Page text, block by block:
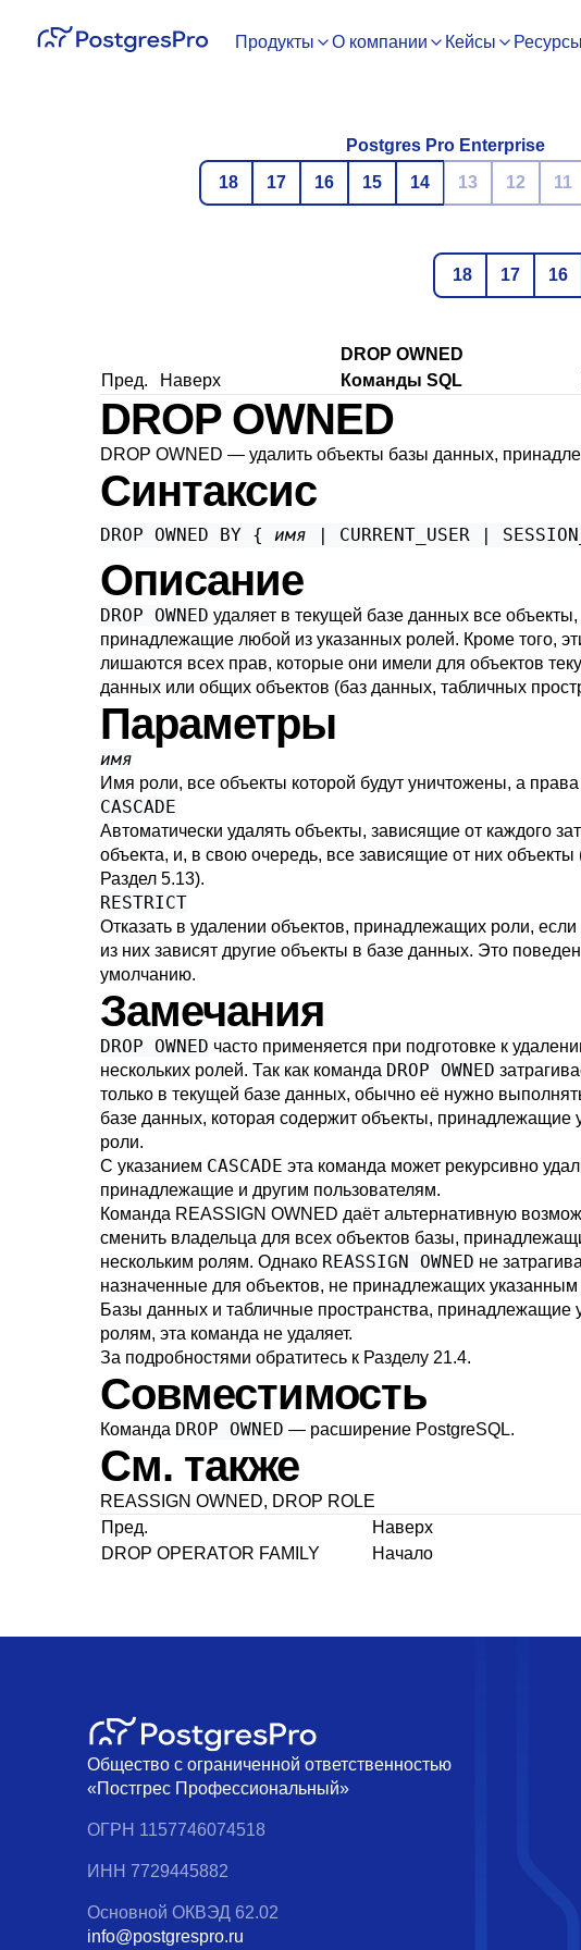
Продукты О компании Кейсы Ресурсы
Postgres Pro Enterprise
18
17 16 15 14 13 12 11
18
17 16
DROP OWNED
Пред.
Наверх Команды SQL
DROP OWNED
DROP OWNED — удалить объекты базы данных,
Синтаксис
DROP OWNED BY { имя | CURRENT_USER |
Описание
DROP OWNED удаляет в текущей базе данных все объекты,
принадлежащие любой из указанных ролей. Кроме того,
лишаются всех прав, которые они имели для объектов
данных или общих объектов (баз данных, табличных
Параметры
имя
Имя роли, все объекты которой будут уничтожены, а
CASCADE
Автоматически удалять объекты, зависящие от каждого
объекта, и, в свою очередь, все зависящие от них объекты
Раздел 5.13).
RESTRICT
Отказать в удалении объектов, принадлежащих роли, если
из них зависят другие объекты в базе данных. Это
умолчанию.
Замечания
DROP OWNED часто применяется при подготовке к
нескольких ролей. Так как команда DROP OWNED
только в текущей базе данных, обычно её нужно
базе данных, которая содержит объекты, принадлежащие
роли.
С указанием CASCADE эта команда может рекурсивно
принадлежащие и другим пользователям.
Команда REASSIGN OWNED даёт альтернативную
сменить владельца для всех объектов базы,
нескольким ролям. Однако REASSIGN OWNED не
назначенные для объектов, не принадлежащих
Базы данных и табличные пространства, принадлежащие
ролям, эта команда не удаляет.
За подробностями обратитесь к Разделу 21.4.
Совместимость
Команда DROP OWNED — расширение PostgreSQL.
См. также
REASSIGN OWNED, DROP ROLE
Пред.
Наверх
DROP OPERATOR FAMILY
Начало
Общество с ограниченной ответственностью
«Постгрес Профессиональный»
ОГРН 1157746074518
ИНН 7729445882
Основной ОКВЭД 62.02
info@postgrespro.ru